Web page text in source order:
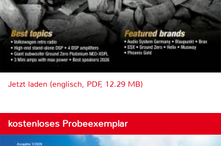
Jetzt laden (englisch, PDF, 12.29 MB)
kostenloses Probeexemplar